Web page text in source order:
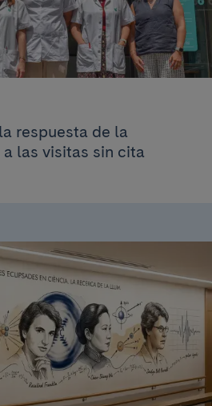
respuesta de la
las visitas sin cita